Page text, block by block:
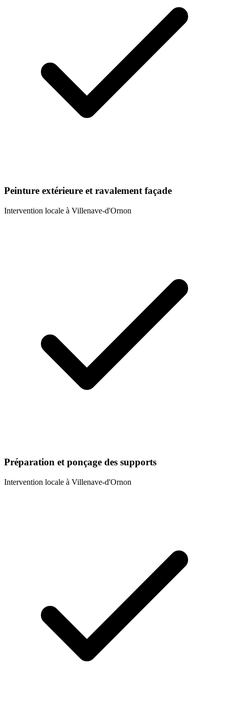
Peinture extérieure et ravalement façade
Intervention locale à Villenave-d'Ornon
Préparation et ponçage des supports
Intervention locale à Villenave-d'Ornon